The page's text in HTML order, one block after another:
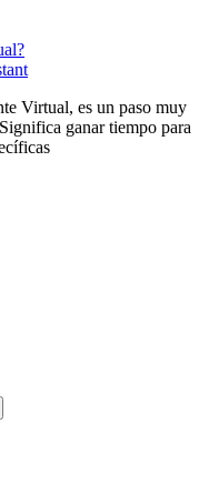
Virtual, es un paso muy
ganar tiempo para